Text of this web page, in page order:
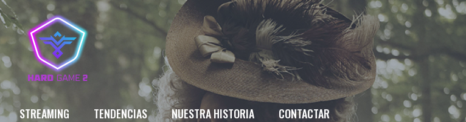
STREAMING TENDENCIAS NUESTRA HISTORIA CONTACTAR